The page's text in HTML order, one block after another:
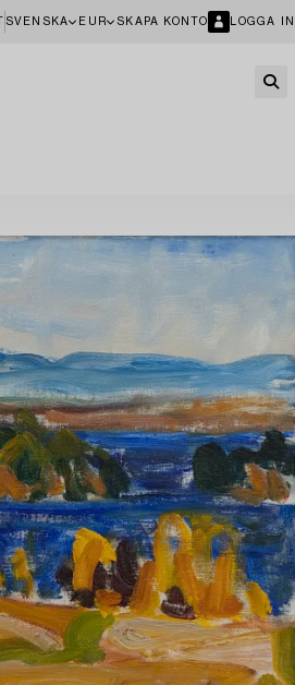
SVENSKA EUR SKAPA KONTO LOGGA IN